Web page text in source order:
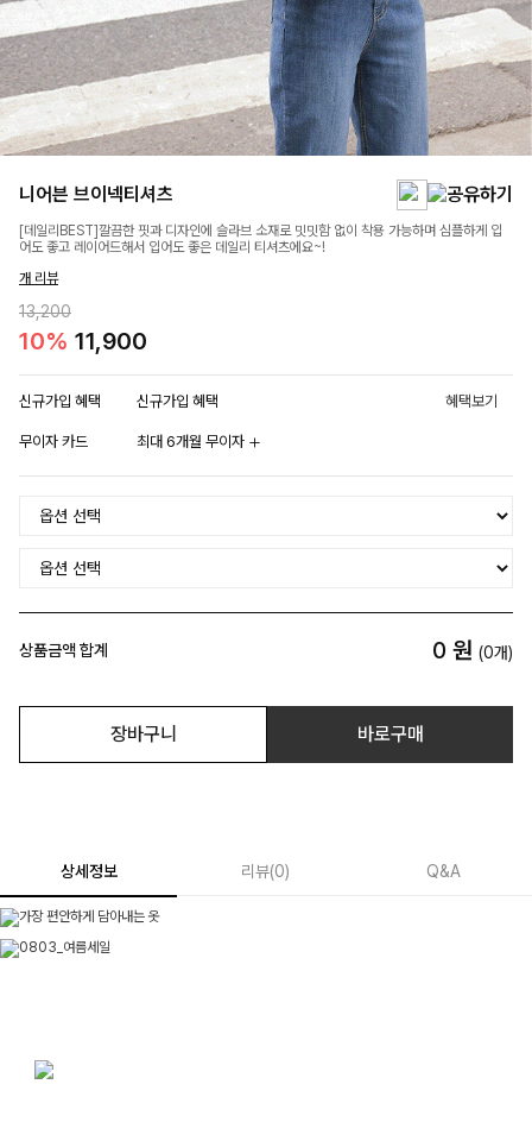
니어븐 브이넥티셔츠
[데일리BEST]깔끔한 핏과 디자인에 슬라브 소재로 밋밋함 없이 착용 가능하며 심플하게 입
어도 좋고 레이어드해서 입어도 좋은 데일리 티셔츠에요~!
개 리뷰
13,200
10% 11,900
신규가입 혜택 신규가입 혜택 혜택보기
무이자 카드 최대 6개월 무이자
상품금액 합계 0 원 (0개)
장바구니 바로구매
상세정보 리뷰(0) Q&A